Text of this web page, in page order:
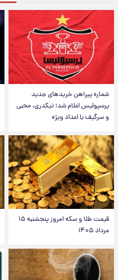
شماره پیراهن خریدهای جدید
پرسپولیس اعلام شد؛ تیکدری، محبی
و سرگیف با اعداد ویژه
قیمت طلا و سکه امروز پنجشنبه ۱۵
مرداد ۱۴۰۵